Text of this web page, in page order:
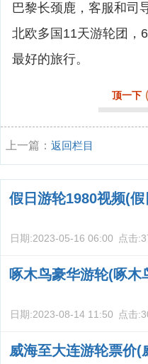
巴黎长颈鹿，客服和司
北欧多国11天游轮团，
最好的旅行。
顶一下
上一篇： 返回栏目
假日游轮1980视频(
日期:2023-05-16 06:00 点击:
啄木鸟豪华游轮(啄木
日期:2023-08-14 11:50 点击:
威海至大连游轮票价